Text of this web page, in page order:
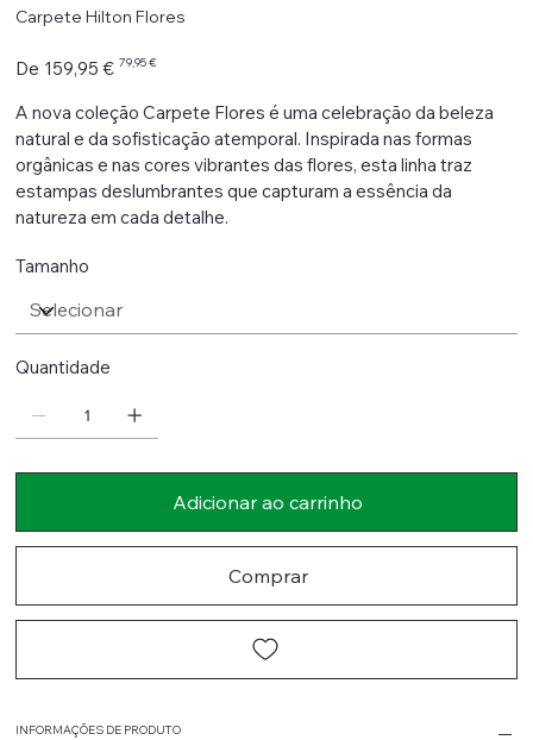
Carpete Hilton Flores
De
Preço
original
159,95 € Preço
79,95 €
A nova coleção Carpete Flores é uma celebração da beleza
natural e da sofisticação atemporal. Inspirada nas formas
orgânicas e nas cores vibrantes das flores, esta linha traz
estampas deslumbrantes que capturam a essência da
natureza em cada detalhe.
Tamanho
Quantidade
Adicionar ao carrinho
Comprar
INFORMAÇÕES DE PRODUTO